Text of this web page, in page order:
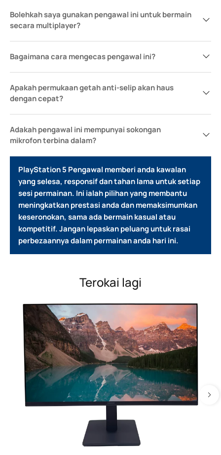
Bolehkah saya gunakan pengawal ini untuk bermain
secara multiplayer?
Bagaimana cara mengecas pengawal ini?
Apakah permukaan getah anti-selip akan haus
dengan cepat?
Adakah pengawal ini mempunyai sokongan
mikrofon terbina dalam?
PlayStation 5 Pengawal memberi anda kawalan
yang selesa, responsif dan tahan lama untuk setiap
sesi permainan. Ini ialah pilihan yang membantu
meningkatkan prestasi anda dan memaksimumkan
keseronokan, sama ada bermain kasual atau
kompetitif.Jangan lepaskan peluang untuk rasai
perbezaannya dalam permainan anda hari ini.
Terokai lagi